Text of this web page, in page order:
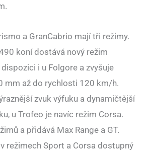
a GranCabrio mají tři režimy.
koní dostává nový režim
i u Folgore a zvyšuje
mm až do rychlosti 120 km/h.
zvuk výfuku a dynamičtější
u Trofeo je navíc režim Corsa.
a přidává Max Range a GT.
režimech Sport a Corsa dostupný